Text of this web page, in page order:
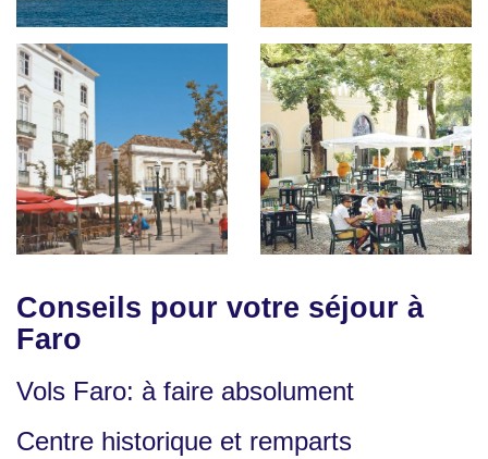
Conseils pour votre séjour à
Faro
Vols Faro: à faire absolument
Centre historique et remparts